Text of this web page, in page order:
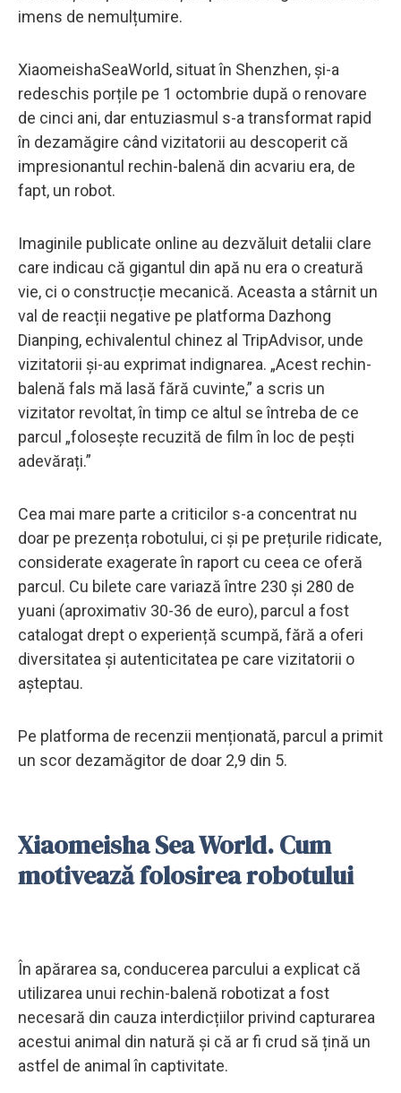
imens de nemulțumire.
XiaomeishaSeaWorld, situat în Shenzhen, și-a
redeschis porțile pe 1 octombrie după o renovare
de cinci ani, dar entuziasmul s-a transformat rapid
în dezamăgire când vizitatorii au descoperit că
impresionantul rechin-balenă din acvariu era, de
fapt, un robot.
Imaginile publicate online au dezvăluit detalii clare
care indicau că gigantul din apă nu era o creatură
vie, ci o construcție mecanică. Aceasta a stârnit un
val de reacții negative pe platforma Dazhong
Dianping, echivalentul chinez al TripAdvisor, unde
vizitatorii și-au exprimat indignarea. „Acest rechin-
balenă fals mă lasă fără cuvinte,” a scris un
vizitator revoltat, în timp ce altul se întreba de ce
parcul „folosește recuzită de film în loc de pești
adevărați.”
Cea mai mare parte a criticilor s-a concentrat nu
doar pe prezența robotului, ci și pe prețurile ridicate,
considerate exagerate în raport cu ceea ce oferă
parcul. Cu bilete care variază între 230 și 280 de
yuani (aproximativ 30-36 de euro), parcul a fost
catalogat drept o experiență scumpă, fără a oferi
diversitatea și autenticitatea pe care vizitatorii o
așteptau.
Pe platforma de recenzii menționată, parcul a primit
un scor dezamăgitor de doar 2,9 din 5.
Xiaomeisha Sea World. Cum
motivează folosirea robotului
În apărarea sa, conducerea parcului a explicat că
utilizarea unui rechin-balenă robotizat a fost
necesară din cauza interdicțiilor privind capturarea
acestui animal din natură și că ar fi crud să țină un
astfel de animal în captivitate.